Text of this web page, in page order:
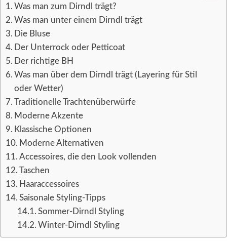
Was man zum Dirndl trägt?
Was man unter einem Dirndl trägt
Die Bluse
Der Unterrock oder Petticoat
Der richtige BH
Was man über dem Dirndl trägt (Layering für Stil
oder Wetter)
Traditionelle Trachtenüberwürfe
Moderne Akzente
Klassische Optionen
Moderne Alternativen
Accessoires, die den Look vollenden
Taschen
Haaraccessoires
Saisonale Styling-Tipps
Sommer-Dirndl Styling
Winter-Dirndl Styling